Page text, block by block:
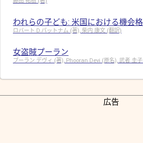
われらの子ども: 米国における機会
ロバート D.パットナム (著), 柴内 康文 (翻訳)
女盗賊プーラン
プーラン デヴィ (著), Phooran Devi (原名), 武者 圭
広告